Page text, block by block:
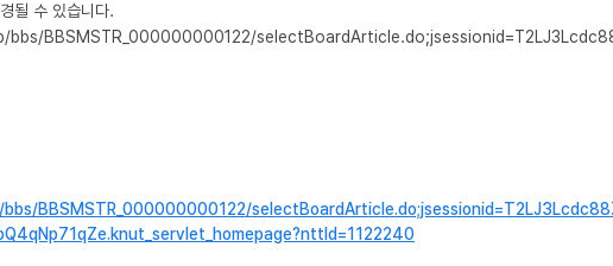
될 수 있습니다.
BBSMSTR_000000000122/
BBSMSTR_000000000122/